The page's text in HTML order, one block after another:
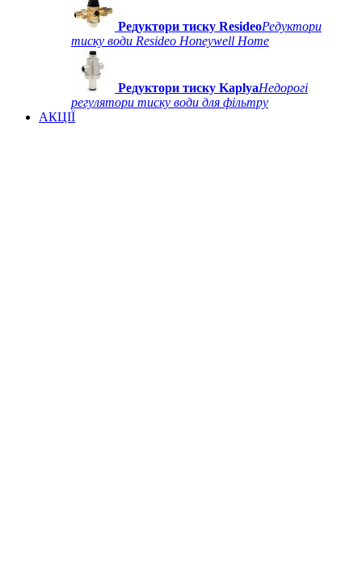
Редуктори тиску ResideoРедуктори
тиску води Resideo Honeywell Home
Редуктори тиску KaplyaНедорогі
регулятори тиску води для фільтру
АКЦІЇ